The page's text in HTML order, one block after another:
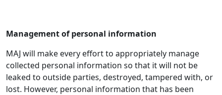
Management of personal information
MAJ will make every effort to appropriately manage
collected personal information so that it will not be
leaked to outside parties, destroyed, tampered with, or
lost. However, personal information that has been